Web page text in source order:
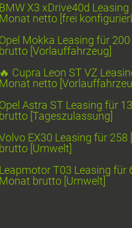
X3 xDrive40d
netto [frei
Mokka Leasing für
[Vorlauffahrzeug]
Cupra Leon ST VZ
netto
Astra ST Leasing für
[Tageszulassung]
EX30 Leasing für
[Umwelt]
T03 Leasing für
brutto [Umwelt]